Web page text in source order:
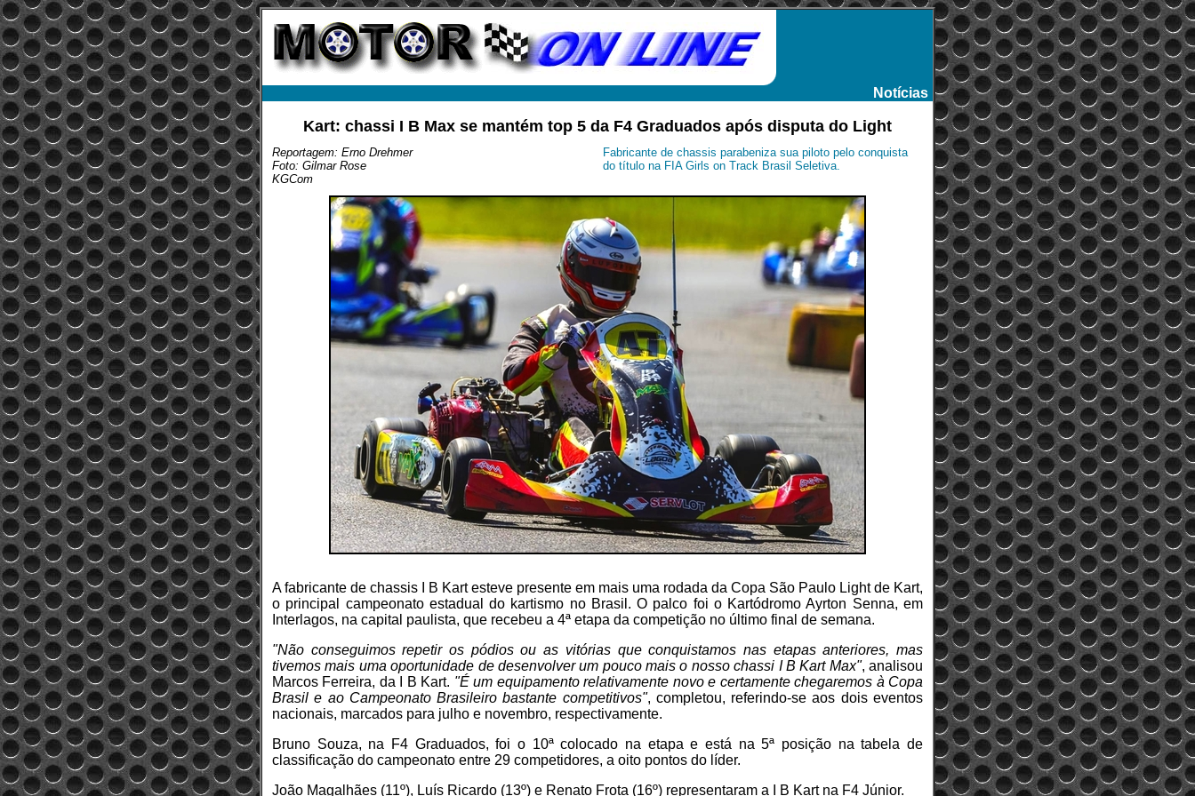
Notícias
Kart: chassi I B Max se mantém top 5 da F4 Graduados após disputa do Light
Reportagem: Erno Drehmer
Foto: Gilmar Rose
KGCom
Fabricante de chassis parabeniza sua piloto pelo conquista
do título na FIA Girls on Track Brasil Seletiva.
A fabricante de chassis I B Kart esteve presente em mais uma rodada da Copa São Paulo Light de Kart,
o principal campeonato estadual do kartismo no Brasil. O palco foi o Kartódromo Ayrton Senna, em
Interlagos, na capital paulista, que recebeu a 4ª etapa da competição no último final de semana.
"Não conseguimos repetir os pódios ou as vitórias que conquistamos nas etapas anteriores, mas
tivemos mais uma oportunidade de desenvolver um pouco mais o nosso chassi I B Kart Max", analisou
Marcos Ferreira, da I B Kart. "É um equipamento relativamente novo e certamente chegaremos à Copa
Brasil e ao Campeonato Brasileiro bastante competitivos", completou, referindo-se aos dois eventos
nacionais, marcados para julho e novembro, respectivamente.
Bruno Souza, na F4 Graduados, foi o 10ª colocado na etapa e está na 5ª posição na tabela de
classificação do campeonato entre 29 competidores, a oito pontos do líder.
João Magalhães (11º), Luís Ricardo (13º) e Renato Frota (16º) representaram a I B Kart na F4 Júnior.